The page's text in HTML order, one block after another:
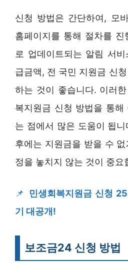
신청 방법은 간단하여, 모
홈페이지를 통해 절차를 진
로 업데이트되는 알림 서
급금액, 전 국민 지원금 신
하는 것이 좋습니다. 이러
복지원금 신청 방법을 통
는 점에서 많은 도움이 됩
후에는 지원금을 받을 수
정을 놓치지 않는 것이 중요
📌
민생회복지원금 신청
기 대공개!
보조금24 신청 방법